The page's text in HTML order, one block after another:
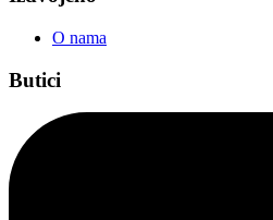
O nama
Butici